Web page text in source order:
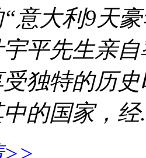
意大利9天
平先生亲
受独特的历
的国家，经